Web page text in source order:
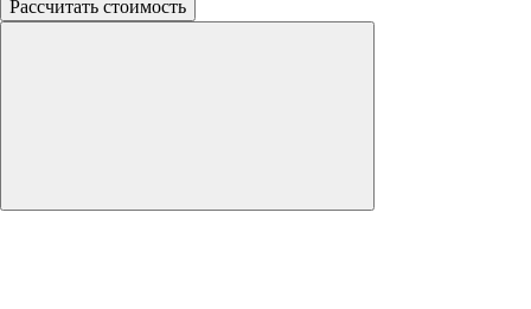
Рассчитать стоимость